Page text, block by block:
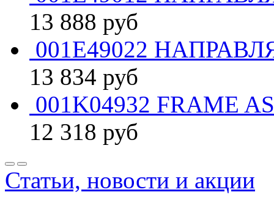
13 888 руб
001E49022
13 834 руб
001K04932 FRAME
12 318 руб
Статьи, новости и акции